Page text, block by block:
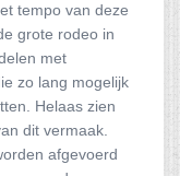
tempo van deze
grote rodeo in
met
zo lang mogelijk
Helaas zien
dit vermaak.
afgevoerd